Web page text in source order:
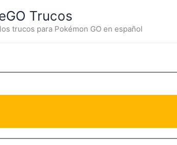
Trucos
trucos para Pokémon GO en español